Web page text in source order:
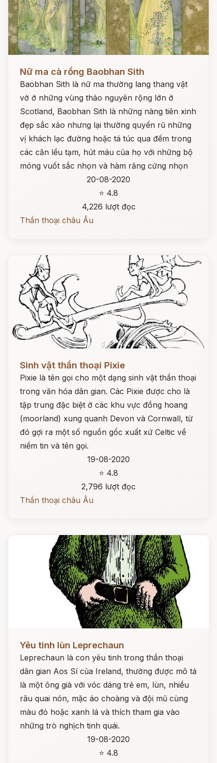
Nữ ma cà rồng Baobhan Sith
Baobhan Sith là nữ ma thường lang thang vật
vờ ở những vùng thảo nguyên rộng lớn ở
Scotland, Baobhan Sith là những nàng tiên xinh
đẹp sắc xảo nhưng lại thường quyến rũ những
vị khách lạc đường hoặc tá túc qua đếm trong
các căn lều tạm, hút máu của họ với những bộ
móng vuốt sắc nhọn và hàm răng cứng nhọn
20-08-2020
⭐ 4.8
4,226 lượt đọc
Thần thoại châu Âu
Sinh vật thần thoại Pixie
Pixie là tên gọi cho một dạng sinh vật thần thoại
trong văn hóa dân gian. Các Pixie được cho là
tập trung đặc biệt ở các khu vực đồng hoang
(moorland) xung quanh Devon và Cornwall, từ
đó gợi ra một số nguồn gốc xuất xứ Celtic về
niềm tin và tên gọi.
19-08-2020
⭐ 4.8
2,796 lượt đọc
Thần thoại châu Âu
Yêu tinh lùn Leprechaun
Leprechaun là con yêu tinh trong thần thoại
dân gian Aos Sí của Ireland, thường được mô tả
là một ông già với vóc dáng trẻ em, lùn, nhiều
râu quai nón, mặc áo choàng và đội mũ cùng
màu đỏ hoặc xanh lá và thích tham gia vào
những trò nghịch tinh quái.
19-08-2020
⭐ 4.8